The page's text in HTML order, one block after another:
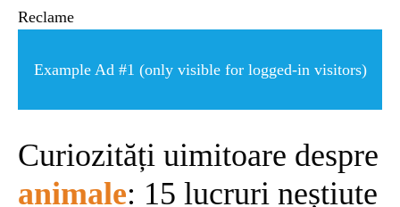
Reclame
Example Ad #1 (only visible for logged-in visitors)
Curiozități uimitoare despre
animale: 15 lucruri neștiute
ANIMALE
OAMENI
INSTALEAZ